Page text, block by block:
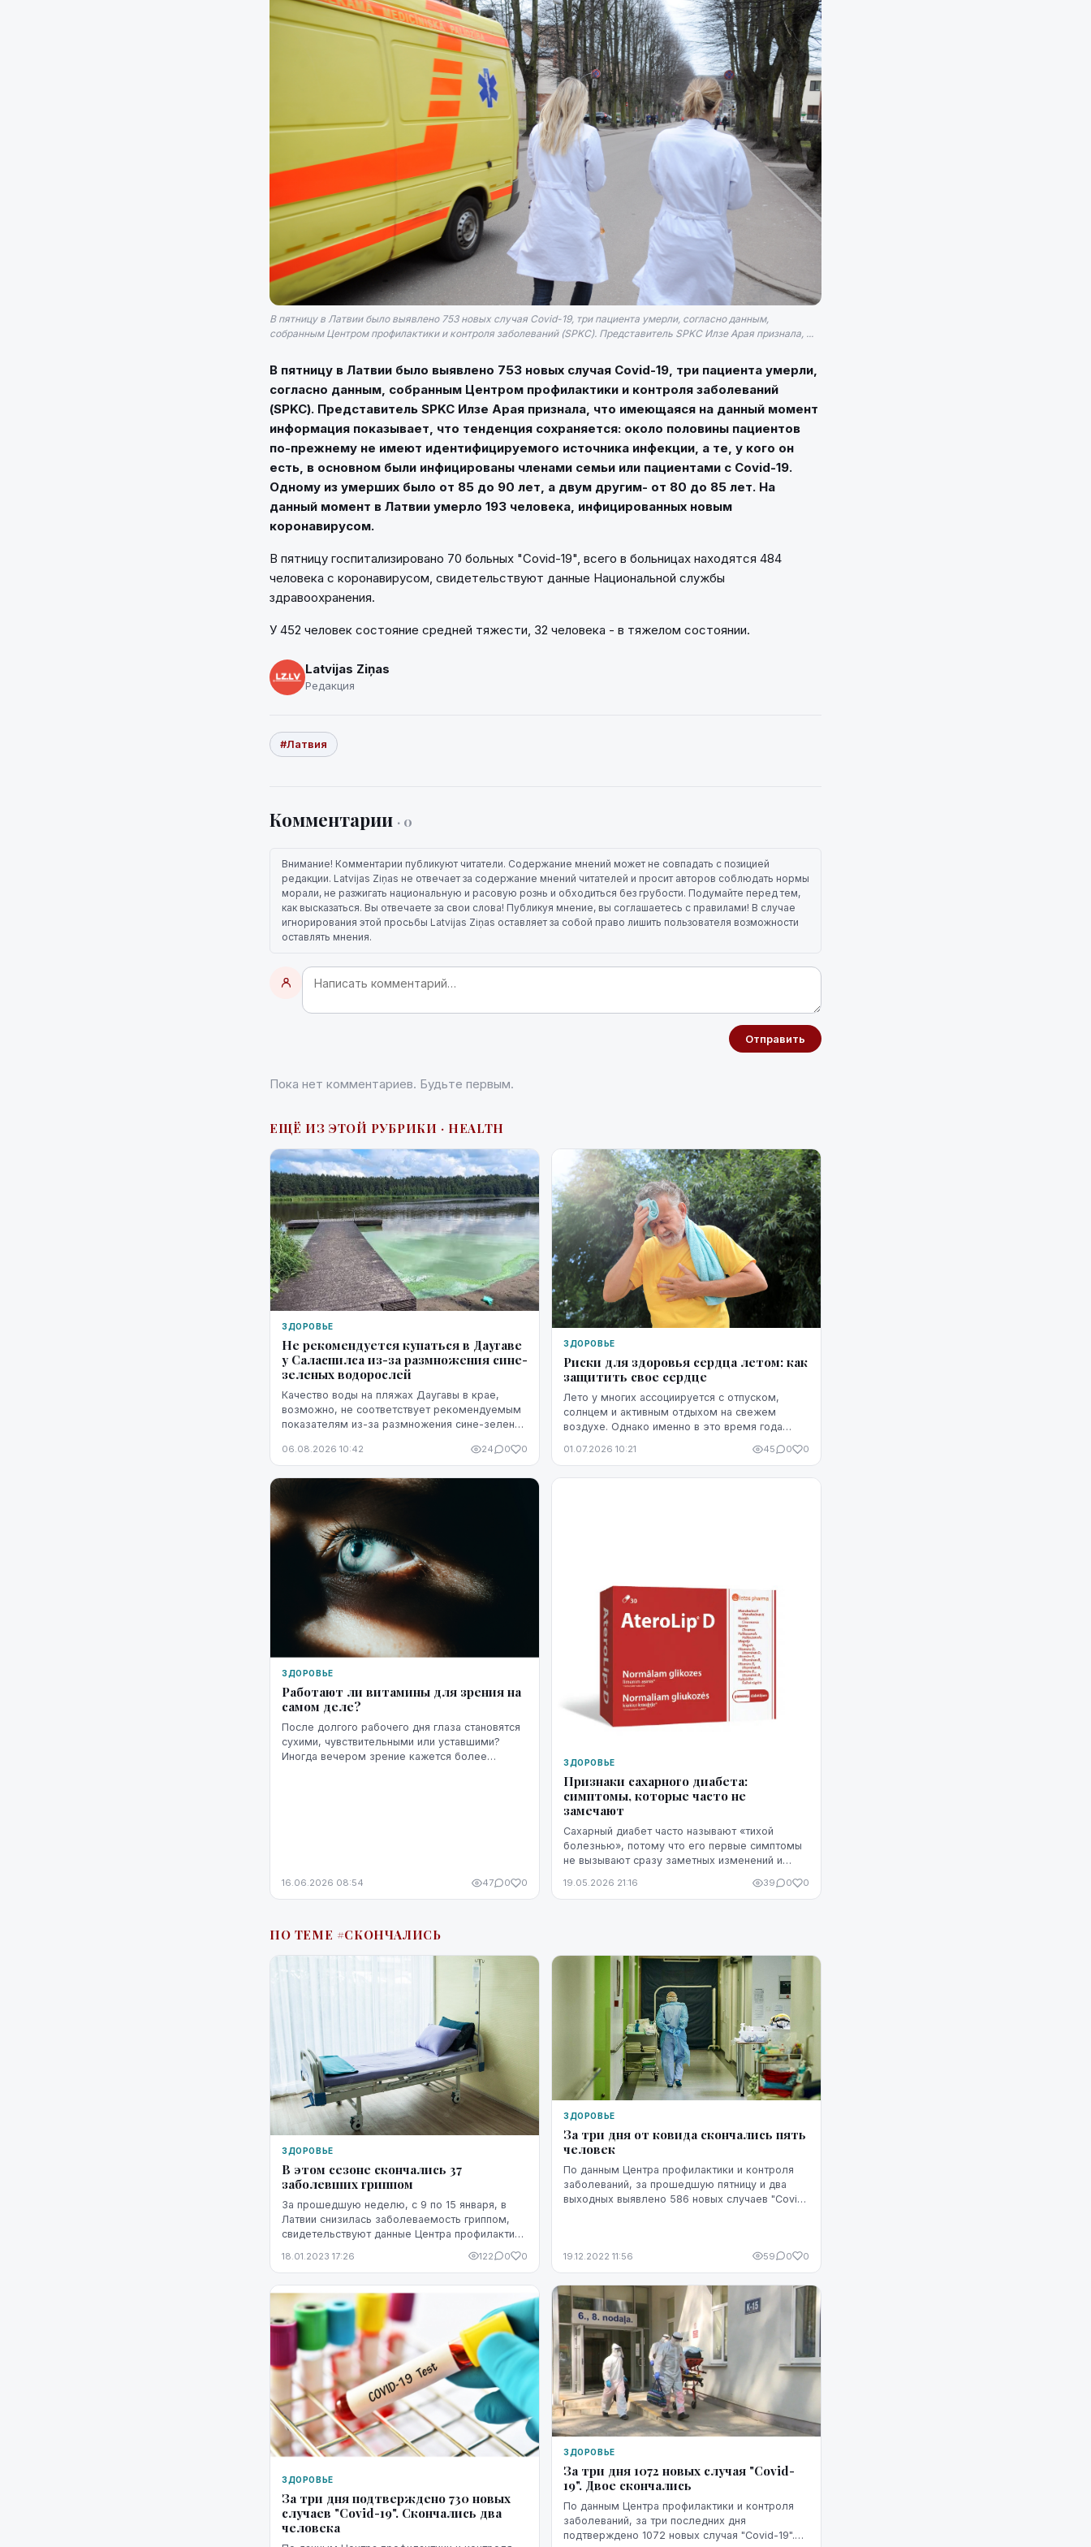
В пятницу в Латвии было выявлено 753 новых случая Covid-19, три пациента умерли, согласно данным,
собранным Центром профилактики и контроля заболеваний (SPKC). Представитель SPKC Илзе Арая признала, ...
В пятницу в Латвии было выявлено 753 новых случая Covid-19, три пациента умерли,
согласно данным, собранным Центром профилактики и контроля заболеваний
(SPKC). Представитель SPKC Илзе Арая признала, что имеющаяся на данный момент
информация показывает, что тенденция сохраняется: около половины пациентов
по-прежнему не имеют идентифицируемого источника инфекции, а те, у кого он
есть, в основном были инфицированы членами семьи или пациентами с Covid-19.
Одному из умерших было от 85 до 90 лет, а двум другим- от 80 до 85 лет. На
данный момент в Латвии умерло 193 человека, инфицированных новым
коронавирусом.
В пятницу госпитализировано 70 больных "Covid-19", всего в больницах находятся 484
человека с коронавирусом, свидетельствуют данные Национальной службы
здравоохранения.
У 452 человек состояние средней тяжести, 32 человека - в тяжелом состоянии.
Latvijas Ziņas
Редакция
#Латвия
Комментарии · 0
Внимание! Комментарии публикуют читатели. Содержание мнений может не совпадать с позицией
редакции. Latvijas Ziņas не отвечает за содержание мнений читателей и просит авторов соблюдать нормы
морали, не разжигать национальную и расовую рознь и обходиться без грубости. Подумайте перед тем,
как высказаться. Вы отвечаете за свои слова! Публикуя мнение, вы соглашаетесь с правилами! В случае
игнорирования этой просьбы Latvijas Ziņas оставляет за собой право лишить пользователя возможности
оставлять мнения.
Отправить
Пока нет комментариев. Будьте первым.
ЕЩЁ ИЗ ЭТОЙ РУБРИКИ · HEALTH
ЗДОРОВЬЕ
Не рекомендуется купаться в Даугаве
у Саласпилса из-за размножения сине-
зеленых водорослей
Качество воды на пляжах Даугавы в крае,
возможно, не соответствует рекомендуемым
показателям из-за размножения сине-зеленых
06.08.2026 10:42 24 0 0
ЗДОРОВЬЕ
Риски для здоровья сердца летом: как
защитить свое сердце
Лето у многих ассоциируется с отпуском,
солнцем и активным отдыхом на свежем
воздухе. Однако именно в это время года
повышенной нагрузке. Жара, интенсивные физ...
01.07.2026 10:21 45 0 0
ЗДОРОВЬЕ
Работают ли витамины для зрения на
самом деле?
После долгого рабочего дня глаза становятся
сухими, чувствительными или уставшими?
Иногда вечером зрение кажется более
16.06.2026 08:54 47 0 0
ЗДОРОВЬЕ
Признаки сахарного диабета:
симптомы, которые часто не
замечают
Сахарный диабет часто называют «тихой
болезнью», потому что его первые симптомы
не вызывают сразу заметных изменений и
со стрессом, недосыпом или процессами ...
19.05.2026 21:16 39 0 0
ПО ТЕМЕ #СКОНЧАЛИСЬ
ЗДОРОВЬЕ
В этом сезоне скончались 37
заболевших гриппом
За прошедшую неделю, с 9 по 15 января, в
Латвии снизилась заболеваемость гриппом,
свидетельствуют данные Центра профилактики
18.01.2023 17:26 122 0 0
ЗДОРОВЬЕ
За три дня от ковида скончались пять
человек
По данным Центра профилактики и контроля
заболеваний, за прошедшую пятницу и два
выходных выявлено 586 новых случаев "Covid-
19.12.2022 11:56 59 0 0
ЗДОРОВЬЕ
За три дня подтверждено 730 новых
случаев "Covid-19". Скончались два
человека
ЗДОРОВЬЕ
За три дня 1072 новых случая "Covid-
19". Двое скончались
По данным Центра профилактики и контроля
заболеваний, за три последних дня
подтверждено 1072 новых случая "Covid-19".